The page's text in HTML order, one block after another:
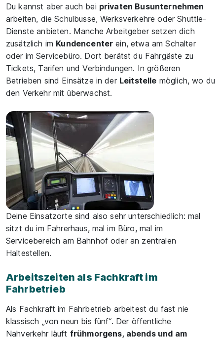
Du kannst aber auch bei privaten Busunternehmen
arbeiten, die Schulbusse, Werksverkehre oder Shuttle-
Dienste anbieten. Manche Arbeitgeber setzen dich
zusätzlich im Kundencenter ein, etwa am Schalter
oder im Servicebüro. Dort berätst du Fahrgäste zu
Tickets, Tarifen und Verbindungen. In größeren
Betrieben sind Einsätze in der Leitstelle möglich, wo du
den Verkehr mit überwachst.
Deine Einsatzorte sind also sehr unterschiedlich: mal
sitzt du im Fahrerhaus, mal im Büro, mal im
Servicebereich am Bahnhof oder an zentralen
Haltestellen.
Arbeitszeiten als Fachkraft im
Fahrbetrieb
Als Fachkraft im Fahrbetrieb arbeitest du fast nie
klassisch „von neun bis fünf“. Der öffentliche
Nahverkehr läuft frühmorgens, abends und am